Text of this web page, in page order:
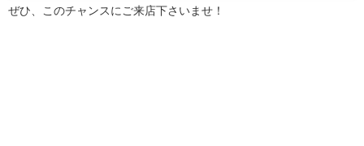
ぜひ、このチャンスにご来店下さいませ！